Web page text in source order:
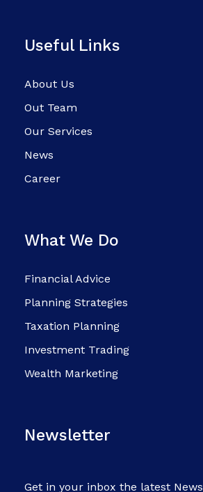
Useful Links
About Us
Out Team
Our Services
News
Career
What We Do
Financial Advice
Planning Strategies
Taxation Planning
Investment Trading
Wealth Marketing
Newsletter
Get in your inbox the latest News